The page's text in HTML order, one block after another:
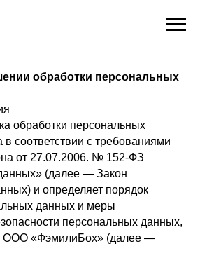
обработки персональных
обработки персональных
соответствии с требованиями
от 27.07.2006. № 152-ФЗ
(далее — Закон
и определяет порядок
данных и меры
персональных данных,
ООО «ФэмилиБох» (далее —